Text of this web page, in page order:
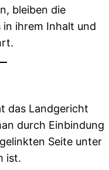
bleiben die
in ihrem Inhalt und
das Landgericht
durch Einbindung
Seite unter
ist.